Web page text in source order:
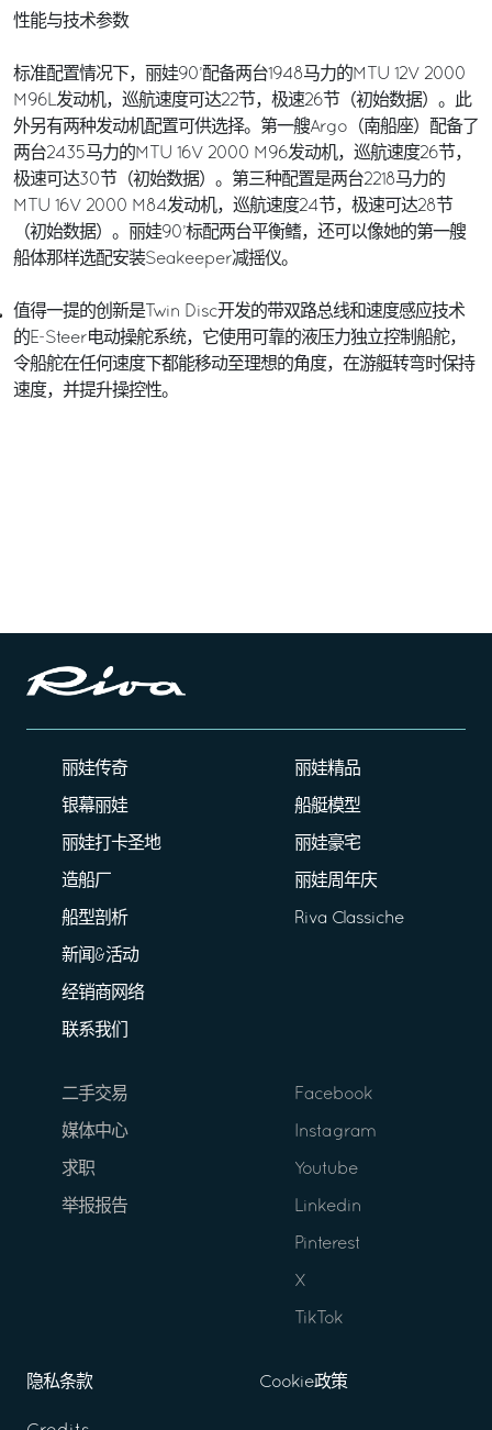
性能与技术参数
标准配置情况下，丽娃90’配备两台1948马力的MTU 12V 2000
M96L发动机，巡航速度可达22节，极速26节（初始数据）。此
外另有两种发动机配置可供选择。第一艘Argo（南船座）配备了
两台2435马力的MTU 16V 2000 M96发动机，巡航速度26节，
极速可达30节（初始数据）。第三种配置是两台2218马力的
MTU 16V 2000 M84发动机，巡航速度24节，极速可达28节
（初始数据）。丽娃90’标配两台平衡鳍，还可以像她的第一艘
船体那样选配安装Seakeeper减摇仪。
值得一提的创新是Twin Disc开发的带双路总线和速度感应技术
的E-Steer电动操舵系统，它使用可靠的液压力独立控制船舵，
令船舵在任何速度下都能移动至理想的角度，在游艇转弯时保持
速度，并提升操控性。
丽娃传奇
银幕丽娃
丽娃打卡圣地
造船厂
船型剖析
新闻&活动
经销商网络
联系我们
丽娃精品
船艇模型
丽娃豪宅
丽娃周年庆
Riva Classiche
二手交易
媒体中心
求职
举报报告
Facebook
Instagram
Youtube
Linkedin
Pinterest
X
TikTok
隐私条款 Cookie政策